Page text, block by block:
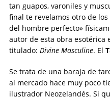
tan guapos, varoniles y
final te revelamos otro de
del hombre perfecto»
autor de esta obra esotérica
titulado: Divine Masculine. El
Se trata de una baraja de
al mercado hace muy poco
ilustrador Neozelandés. Si